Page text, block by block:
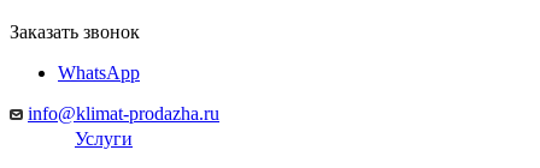
Заказать звонок
WhatsApp
info@klimat-prodazha.ru
Услуги